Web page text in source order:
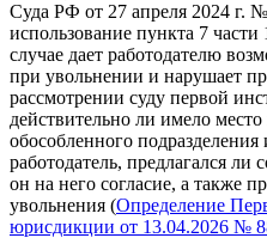
Суда РФ от 27 апреля 2024 г.
использование пункта 7
случае дает работодателю
при увольнении и нарушает
рассмотрении суду первой
действительно ли имело
обособленного
работодатель, предлагался ли
он на него согласие, а также
увольнения (Определение
юрисдикции от 13.04.2026 №